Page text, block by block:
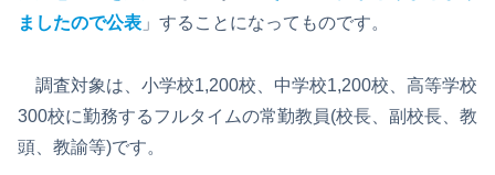
ましたので公表 」することになってものです。
調査対象は、小学校1,200校、中学校1,200校、高等学校
300校に勤務するフルタイムの常勤教員(校長、副校長、教
頭、教諭等)です。